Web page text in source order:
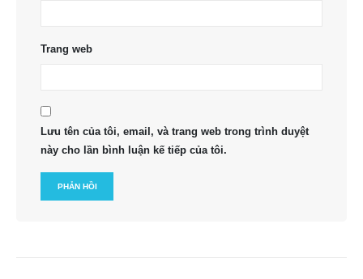
Trang web
Lưu tên của tôi, email, và trang web trong trình duyệt
này cho lần bình luận kế tiếp của tôi.